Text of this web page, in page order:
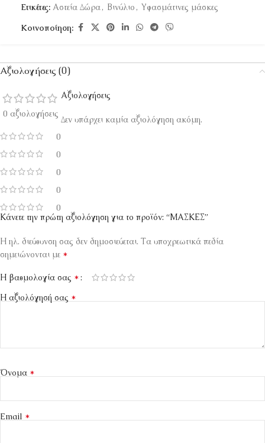
Ετικέτες: Αστεία Δώρα, Βινύλιο , Υφασμάτινες μάσκες
Κοινοποίηση:
Αξιολογήσεις (0)
0 αξιολογήσεις
0
0
0
0
0
Αξιολογήσεις
Δεν υπάρχει καμία αξιολόγηση ακόμη.
Κάνετε την πρώτη αξιολόγηση για το προϊόν: “ΜΑΣΚΕΣ”
Η ηλ. διεύθυνση σας δεν δημοσιεύεται. Τα υποχρεωτικά πεδία
σημειώνονται με *
Η βαθμολογία σας *
Η αξιολόγησή σας *
Όνομα *
Email *